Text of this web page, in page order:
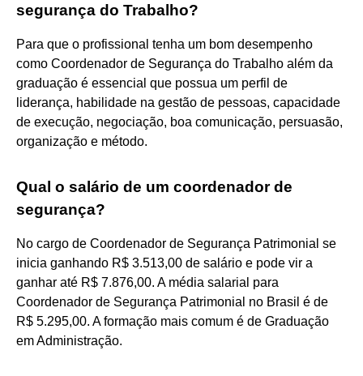
segurança do Trabalho?
Para que o profissional tenha um bom desempenho
como Coordenador de Segurança do Trabalho além da
graduação é essencial que possua um perfil de
liderança, habilidade na gestão de pessoas, capacidade
de execução, negociação, boa comunicação, persuasão,
organização e método.
Qual o salário de um coordenador de
segurança?
No cargo de Coordenador de Segurança Patrimonial se
inicia ganhando R$ 3.513,00 de salário e pode vir a
ganhar até R$ 7.876,00. A média salarial para
Coordenador de Segurança Patrimonial no Brasil é de
R$ 5.295,00. A formação mais comum é de Graduação
em Administração.